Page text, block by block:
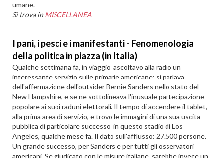
umane.
Si trova in MISCELLANEA
I pani, i pesci e i manifestanti - Fenomenologia
della politica in piazza (in Italia)
Qualche settimana fa, in viaggio, ascoltavo alla radio un
interessante servizio sulle primarie americane: si parlava
dell'affermazione dell'outsider Bernie Sanders nello stato del
New Hampshire, e se ne sottolineava l'inusuale partecipazione
popolare ai suoi raduni elettorali. Il tempo di accendere il tablet,
alla prima area di servizio, e trovo le immagini di una sua uscita
pubblica di particolare successo, in questo stadio di Los
Angeles, qualche mese fa. Il dato sull'afflusso: 27.500 persone.
Un grande successo, per Sanders e per tutti gli osservatori
americani. Se giudicato con le misure italiane, sarebbe invece un